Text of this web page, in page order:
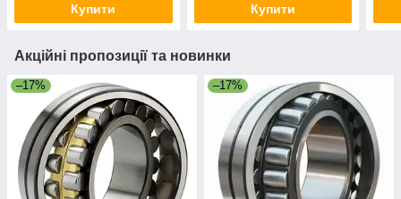
Купити Купити
Акційні пропозиції та новинки
–17% –17%